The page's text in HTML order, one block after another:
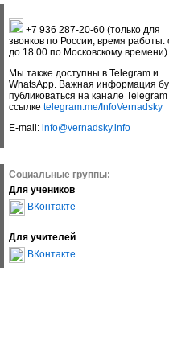
+7 936 287-20-60 (только для
звонков по России, время работы:
до 18.00 по Московскому времени)
Мы также доступны в Telegram и
WhatsApp. Важная информация
публиковаться на канале
ссылке telegram.me/InfoVernadsky
E-mail: info@vernadsky.info
Социальные группы:
Для учеников
ВКонтакте
Для учителей
ВКонтакте